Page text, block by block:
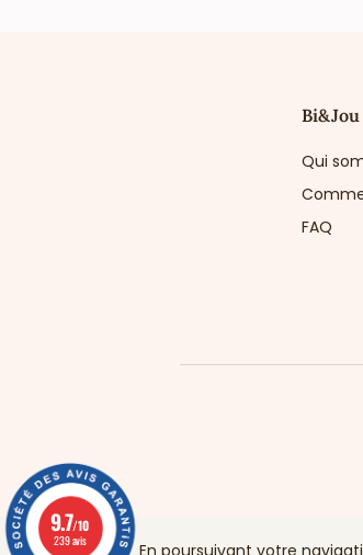
Bi&Jou
Qui
FAQ
En poursuivant votre
9.7/10
239 avis